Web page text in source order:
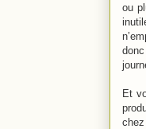
ou
Et